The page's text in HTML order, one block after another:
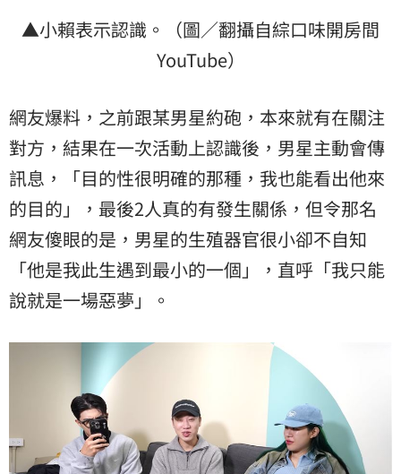
▲小賴表示認識。（圖／翻攝自綜口味開房間
YouTube）
網友爆料，之前跟某男星約砲，本來就有在關注
對方，結果在一次活動上認識後，男星主動會傳
訊息，「目的性很明確的那種，我也能看出他來
的目的」，最後2人真的有發生關係，但令那名
網友傻眼的是，男星的生殖器官很小卻不自知
「他是我此生遇到最小的一個」，直呼「我只能
說就是一場惡夢」。